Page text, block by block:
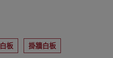
白板 掛牆白板